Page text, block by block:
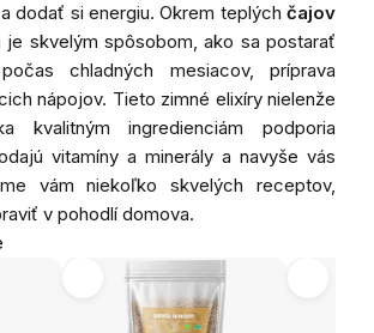
dodať si energiu. Okrem teplých čajov
je skvelým spôsobom, ako sa postarať
chladných mesiacov, príprava
nápojov. Tieto zimné elixíry nielenže
kvalitným ingredienciám podporia
vitamíny a minerály a navyše vás
vám niekoľko skvelých receptov,
v pohodlí domova.